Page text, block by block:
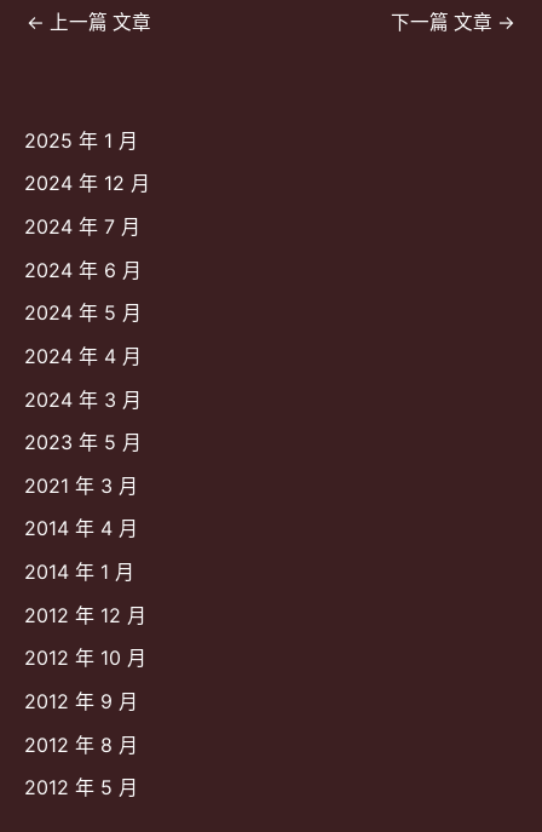
2025 年 1 月
2024 年 12 月
2024 年 7 月
2024 年 6 月
2024 年 5 月
2024 年 4 月
2024 年 3 月
2023 年 5 月
2021 年 3 月
2014 年 4 月
2014 年 1 月
2012 年 12 月
2012 年 10 月
2012 年 9 月
2012 年 8 月
2012 年 5 月
文
← 上一篇 文章 下一篇 文章 →